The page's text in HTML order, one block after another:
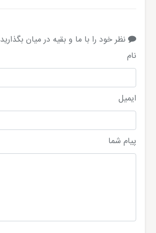
نظر خود را با ما و بقیه در میان بگذارید
نام
ایمیل
پیام شما